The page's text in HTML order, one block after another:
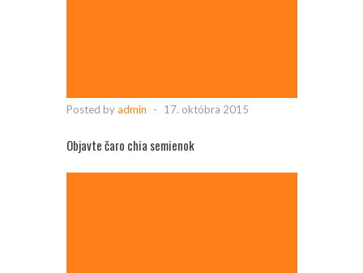
Posted byadmin - 17. októbra 2015
Objavte čaro chia semienok